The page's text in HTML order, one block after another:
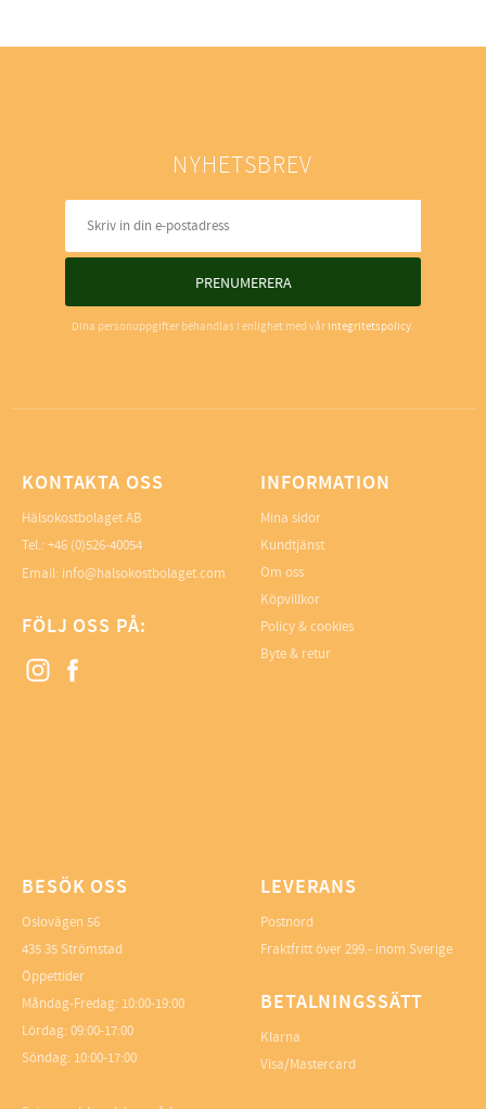
NYHETSBREV
PRENUMERERA
Dina personuppgifter behandlas i enlighet med vår integritetspolicy.
KONTAKTA OSS
Hälsokostbolaget AB
Tel.: +46 (0)526-40054
Email: info@halsokostbolaget.com
FÖLJ OSS PÅ:
INFORMATION
Mina sidor
Kundtjänst
Om oss
Köpvillkor
Policy & cookies
Byte & retur
BESÖK OSS
Oslovägen 56
435 35 Strömstad
Öppettider
Måndag-Fredag: 10:00-19:00
Lördag: 09:00-17:00
Söndag: 10:00-17:00
LEVERANS
Postnord
Fraktfritt över 299.- inom Sverige
BETALNINGSSÄTT
Klarna
Visa/Mastercard